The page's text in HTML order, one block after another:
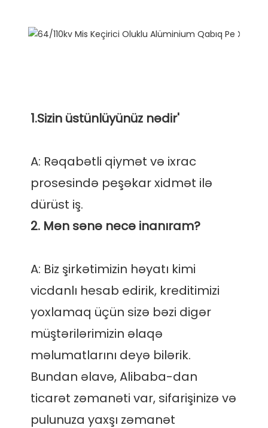
A: Rəqabətli qiymət və ixrac
prosesində peşəkar xidmət ilə
A: Biz şirkətimizin həyatı kimi
vicdanlı hesab edirik, kreditimizi
yoxlamaq üçün sizə bəzi digər
müştərilərimizin əlaqə
məlumatlarını deyə bilərik.
Bundan əlavə, Alibaba-dan
ticarət zəmanəti var, sifarişinizə və
pulunuza yaxşı zəmanət